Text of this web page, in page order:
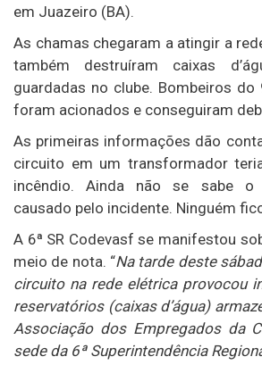
em Juazeiro (BA).
As chamas chegaram a atingir a
também destruíram caixas
guardadas no clube. Bombeiros do
foram acionados e conseguiram
As primeiras informações dão
circuito em um transformador
incêndio. Ainda não se sabe o
causado pelo incidente. Ninguém
A 6ª SR Codevasf se manifestou
meio de nota. “Na tarde deste
circuito na rede elétrica provocou
reservatórios (caixas d’água)
Associação dos Empregados da
sede da 6ª Superintendência